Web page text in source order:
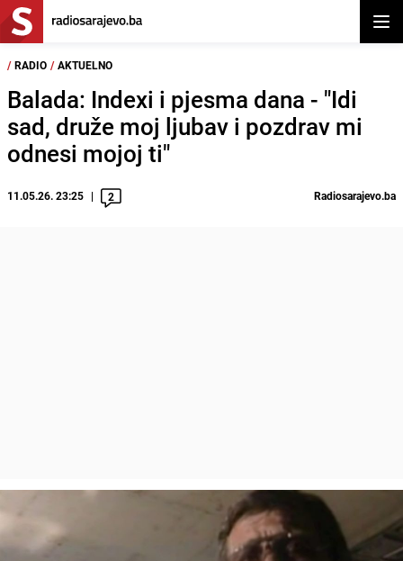
/ RADIO / AKTUELNO
Balada: Indexi i pjesma dana - "Idi
sad, druže moj ljubav i pozdrav mi
odnesi mojoj ti"
11.05.26. 23:25 2 Radiosarajevo.ba